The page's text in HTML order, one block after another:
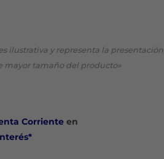
ilustrativa y representa la presentación
mayor tamaño del producto»
Corrienteen